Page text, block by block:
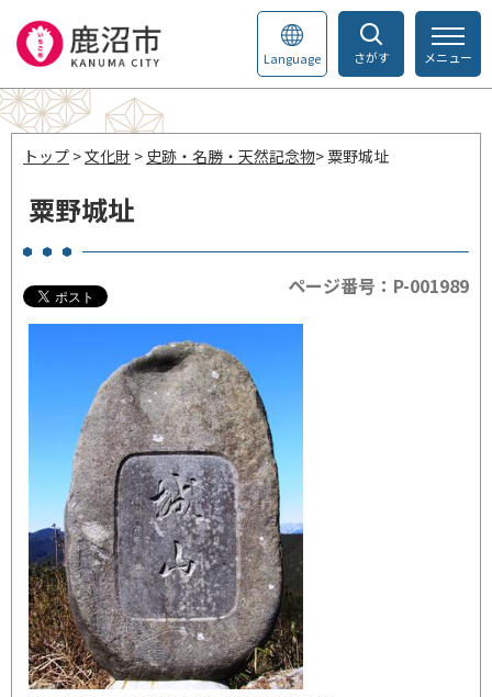
さがす
Language メニュー
トップ >文化財 > 史跡・名勝・天然記念物> 粟野城址
粟野城址
ページ番号：P-001989